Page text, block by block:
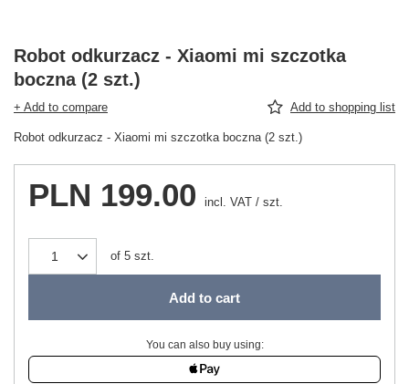
Robot odkurzacz - Xiaomi mi szczotka
boczna (2 szt.)
+ Add to compare Add to shopping list
Robot odkurzacz - Xiaomi mi szczotka boczna (2 szt.)
PLN 199.00 incl. VAT / szt.
of 5 szt.
Add to cart
You can also buy using: